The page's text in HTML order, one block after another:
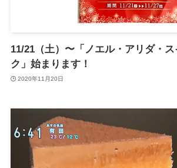
11/21（土）〜「ノエル・アリダ・
ク」始まります！
2020年11月20日